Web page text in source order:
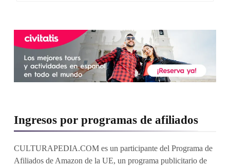
Ingresos por programas de afiliados
CULTURAPEDIA.COM es un participante del Programa de
Afiliados de Amazon de la UE, un programa publicitario de